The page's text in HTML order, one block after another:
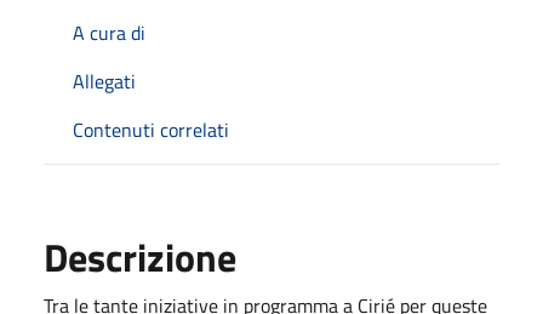
A cura di
Allegati
Contenuti correlati
Descrizione
Tra le tante iniziative in programma a Cirié per queste